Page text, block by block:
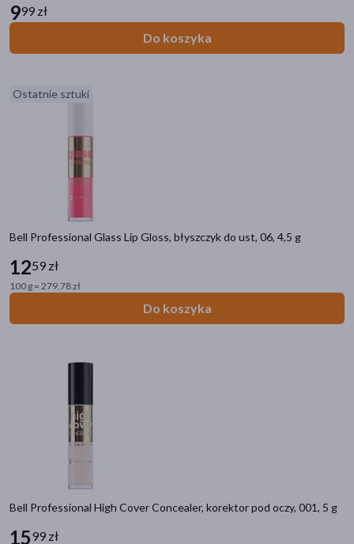
999 zł
Do koszyka
Ostatnie sztuki
Bell Professional Glass Lip Gloss, błyszczyk do ust, 06, 4,5 g
1259 zł
100 g = 279,78 zł
Do koszyka
Bell Professional High Cover Concealer, korektor pod oczy, 001, 5 g
1599 zł